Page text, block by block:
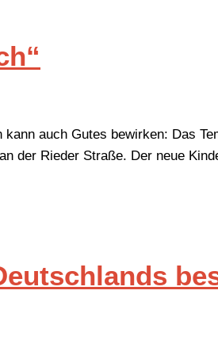
auch Gutes bewirken: Das
der Rieder Straße. Der neue